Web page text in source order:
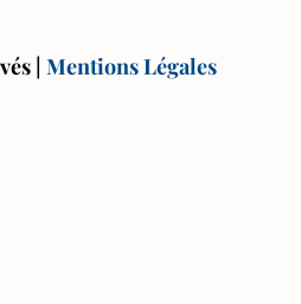
| Mentions Légales